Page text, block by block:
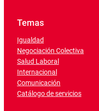
Temas
Igualdad
Negociación Colectiva
Salud Laboral
Internacional
Comunicación
Catálogo de servicios